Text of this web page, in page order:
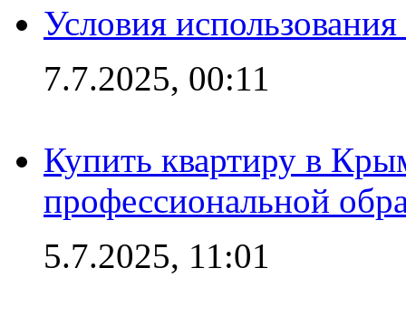
Условия
7.7.2025, 00:11
Купить квартиру в
профессиональной
5.7.2025, 11:01